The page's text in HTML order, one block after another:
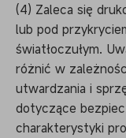
(4) Zaleca się
lub pod
światłoczułym.
różnić w
utwardzania i
dotyczące
charakterystyki